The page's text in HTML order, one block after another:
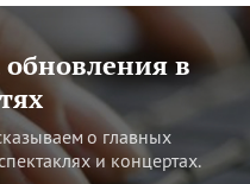
в
о главных
и концертах.